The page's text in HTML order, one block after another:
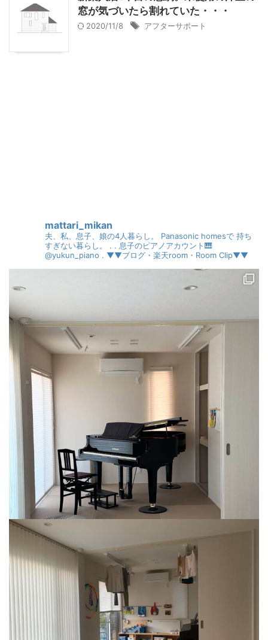
窓が気づいたら割れていた・・・
2020/11/8 アフターサポート
mattari_mikan
夫、私、息子、娘の4人暮らし。 Panasonic homesで 持ち
すぎない暮らし。
. . 息子のピアノアカウント🎹
@yukun_piano . ▼▼ブログ・楽天room・Room Clip▼▼